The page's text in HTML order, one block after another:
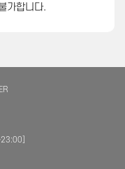
가합니다.